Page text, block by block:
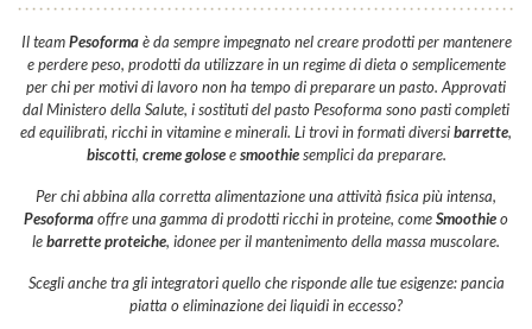
Il teamPesoformaè da sempre impegnato nel creare prodotti per mantenere
e perdere peso, prodotti da utilizzare in un regime di dieta o semplicemente
per chi per motivi di lavoro non ha tempo di preparare un pasto. Approvati
dal Ministero della Salute, i sostituti del pasto Pesoforma sono pasti completi
ed equilibrati, ricchi in vitamine e minerali. Li trovi in formati diversibarrette,
biscotti, creme goloseesmoothiesemplici da preparare.
Per chi abbina alla corretta alimentazione una attività fisica più intensa,
Pesoformaoffre una gamma di prodotti ricchi in proteine, comeSmoothieo
lebarrette proteiche, idonee per il mantenimento della massa muscolare.
Scegli anche tra gli integratori quello che risponde alle tue esigenze: pancia
piatta o eliminazione dei liquidi in eccesso?